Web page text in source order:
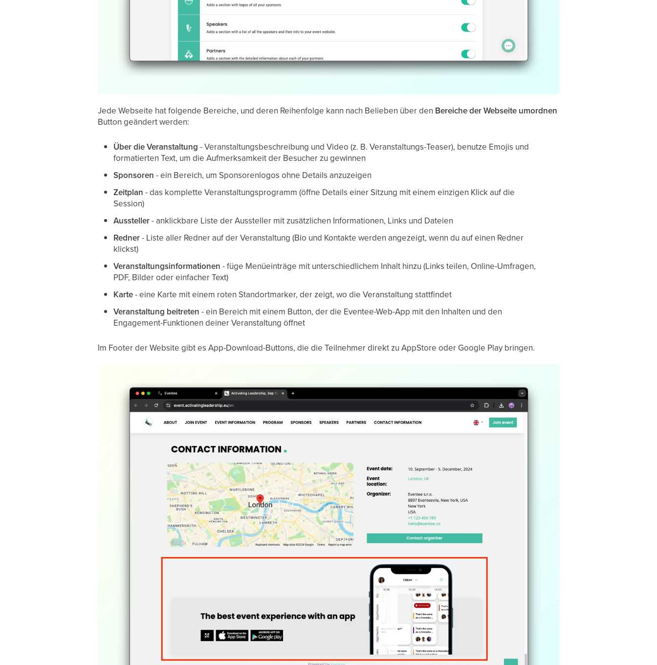
Jede Webseite hat folgende Bereiche, und deren Reihenfolge kann nach Belieben über den Bereiche der Webseite umordnen
Button geändert werden:
Über die Veranstaltung - Veranstaltungsbeschreibung und Video (z. B. Veranstaltungs-Teaser), benutze Emojis und
formatierten Text, um die Aufmerksamkeit der Besucher zu gewinnen
Sponsoren - ein Bereich, um Sponsorenlogos ohne Details anzuzeigen
Zeitplan - das komplette Veranstaltungsprogramm (öffne Details einer Sitzung mit einem einzigen Klick auf die
Session)
Aussteller- anklickbare Liste der Aussteller mit zusätzlichen Informationen, Links und Dateien
Redner- Liste aller Redner auf der Veranstaltung (Bio und Kontakte werden angezeigt, wenn du auf einen Redner
klickst)
Veranstaltungsinformationen - füge Menüeinträge mit unterschiedlichem Inhalt hinzu (Links teilen, Online-Umfragen,
PDF, Bilder oder einfacher Text)
Karte- eine Karte mit einem roten Standortmarker, der zeigt, wo die Veranstaltung stattfindet
Veranstaltung beitreten - ein Bereich mit einem Button, der die Eventee-Web-App mit den Inhalten und den
Engagement-Funktionen deiner Veranstaltung öffnet
Im Footer der Website gibt es App-Download-Buttons, die die Teilnehmer direkt zu AppStore oder Google Play bringen.